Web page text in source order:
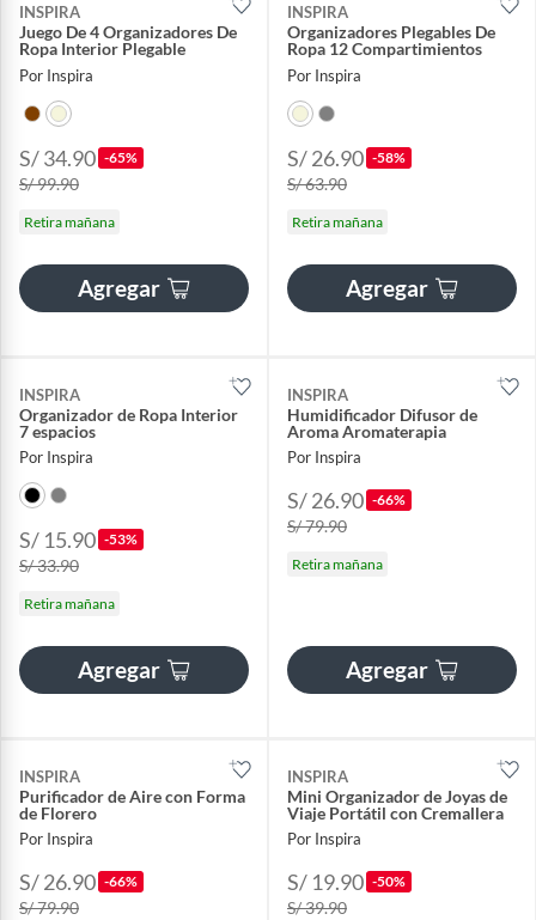
INSPIRA
Juego De 4 Organizadores De
Ropa Interior Plegable
Por Inspira
S/ 34.90 -65%
S/ 99.90
Retira mañana
Agregar
INSPIRA
Organizadores Plegables De
Ropa 12 Compartimientos
Por Inspira
S/ 26.90 -58%
S/ 63.90
Retira mañana
Agregar
INSPIRA
Organizador de Ropa Interior
7 espacios
Por Inspira
S/ 15.90 -53%
S/ 33.90
Retira mañana
Agregar
INSPIRA
Humidificador Difusor de
Aroma Aromaterapia
Por Inspira
S/ 26.90 -66%
S/ 79.90
Retira mañana
Agregar
INSPIRA
Purificador de Aire con Forma
de Florero
Por Inspira
S/ 26.90 -66%
S/ 79.90
INSPIRA
Mini Organizador de Joyas de
Viaje Portátil con Cremallera
Por Inspira
S/ 19.90 -50%
S/ 39.90